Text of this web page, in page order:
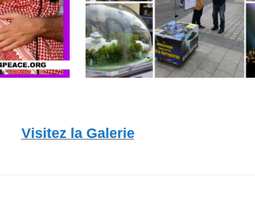
Visitez la Galerie